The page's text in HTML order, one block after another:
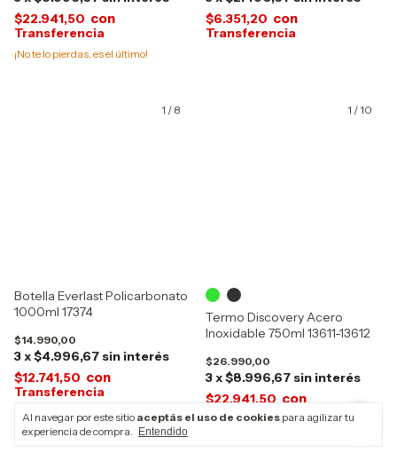
Al navegar por este sitio aceptás el uso de cookies para agilizar tu
experiencia de compra.
Entendido
$22.941,50 con
¡No te lo pierdas, es el último!
$6.351,20 con
1 / 8
Botella Everlast Policarbonato
1000ml 17374
$14.990,00
3x$4.996,67 sin interés
$12.741,50 con
1 /10
Termo Discovery Acero
Inoxidable 750ml 13611-13612
$26.990,00
3x$8.996,67 sin interés
$22.941,50 con